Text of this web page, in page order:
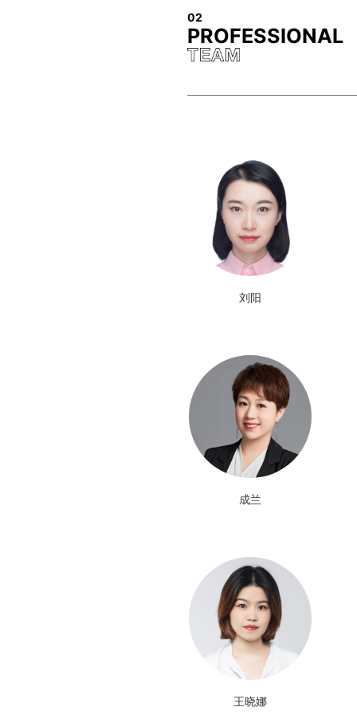
02
PROFESSIONAL
刘阳
成兰
王晓娜